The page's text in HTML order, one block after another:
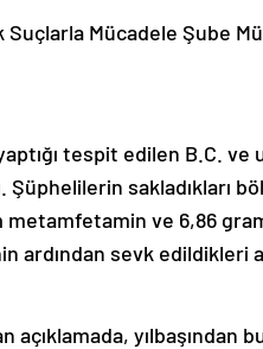
Mücadele Şube
tespit edilen B.C.
sakladıkları
metamfetamin ve 6,86
ardından sevk edildikleri
açıklamada, yılbaşından